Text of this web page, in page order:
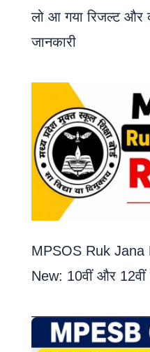
लो आ गया रिजल्ट
जानकारी
MPSOS Ruk Jana
New: 10वीं और 12वीं